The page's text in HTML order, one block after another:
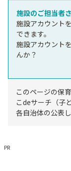
施設のご担当者
施設アカウント
できます。
施設アカウント
んか？
このページの保
こdeサーチ（子
各自治体の公表
PR